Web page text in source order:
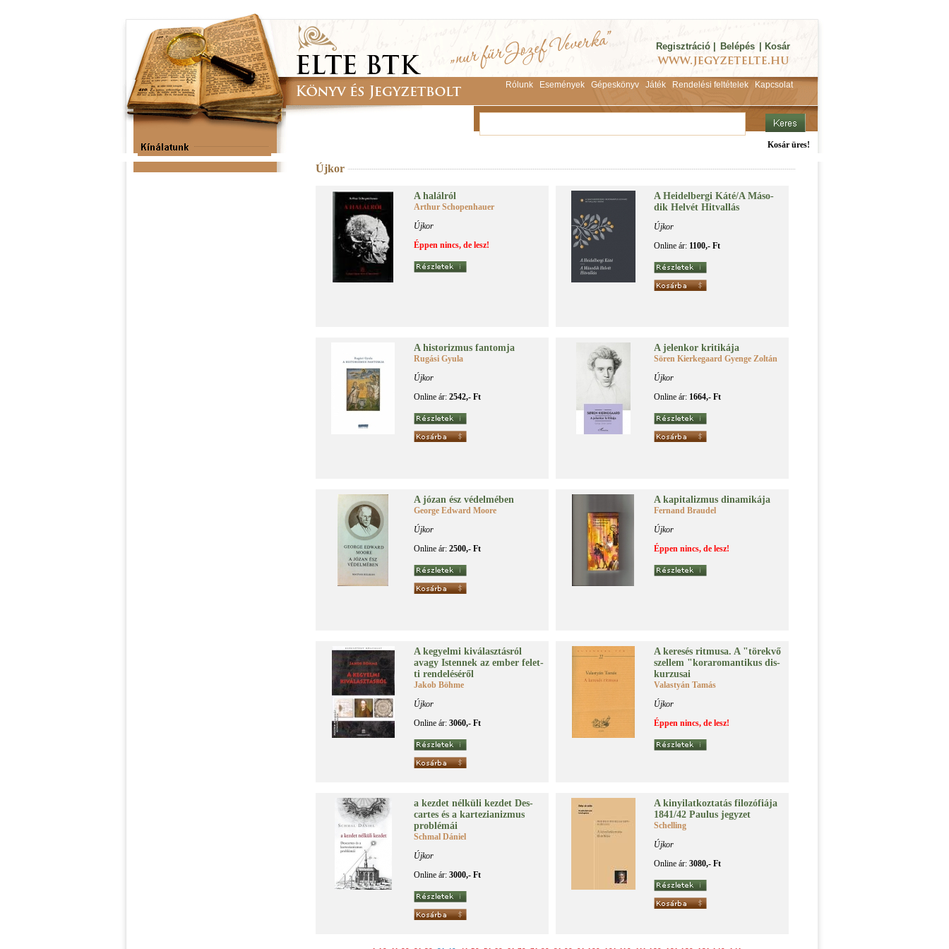
Regisztráció Belépés Kosár
Rólunk Események Gépeskönyv Játék Rendelési feltételek Kapcsolat
Kosár üres!
Újkor
A ha­lál­ról
Arthur Schopenhauer
Újkor
Éppen nincs, de lesz!
A Hei­del­ber­gi Ká­té/A Má­so­
dik Hel­vét Hit­val­lás
Újkor
Online ár: 1100,- Ft
A his­to­riz­mus fan­tom­ja
Rugási Gyula
Újkor
Online ár: 2542,- Ft
A je­len­kor kri­ti­ká­ja
Sören Kierkegaard Gyenge Zoltán
Újkor
Online ár: 1664,- Ft
A jó­zan ész vé­del­mé­ben
George Edward Moore
Újkor
Online ár: 2500,- Ft
A ka­pi­ta­liz­mus di­na­mi­ká­ja
Fernand Braudel
Újkor
Éppen nincs, de lesz!
A ke­gyel­mi ki­vá­lasz­tás­ról
avagy Is­ten­nek az em­ber fe­let­
ti ren­de­lé­sé­ről
Jakob Böhme
Újkor
Online ár: 3060,- Ft
A ke­re­sés rit­mu­sa. A "tö­rek­vő
szel­lem "ko­ra­ro­man­ti­kus dis­
kur­zu­sai
Valastyán Tamás
Újkor
Éppen nincs, de lesz!
a kez­det nél­kü­li kez­det Des­
cartes és a kar­te­zi­a­niz­mus
prob­lé­mái
Schmal Dániel
Újkor
Online ár: 3000,- Ft
A ki­nyi­lat­koz­ta­tás fi­lo­zó­fi­á­ja
1841/42 Pa­u­lus jegy­zet
Schelling
Újkor
Online ár: 3080,- Ft